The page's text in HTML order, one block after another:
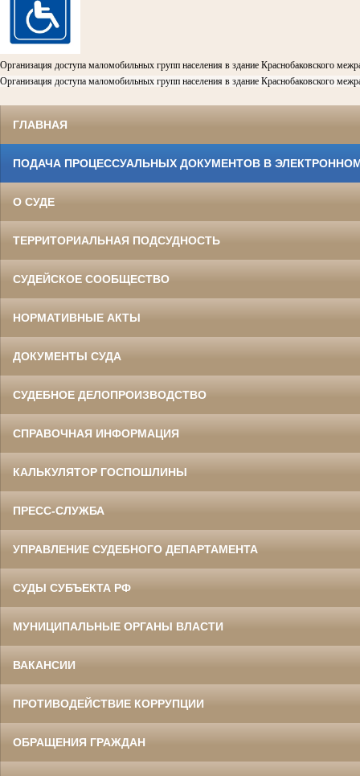
Организация доступа маломобильных групп населения в здание Краснобаковского
Организация доступа маломобильных групп населения в здание Краснобаковского
ГЛАВНАЯ
ПОДАЧА ПРОЦЕССУАЛЬНЫХ ДОКУМЕНТОВ В
О СУДЕ
ТЕРРИТОРИАЛЬНАЯ ПОДСУДНОСТЬ
СУДЕЙСКОЕ СООБЩЕСТВО
НОРМАТИВНЫЕ АКТЫ
ДОКУМЕНТЫ СУДА
СУДЕБНОЕ ДЕЛОПРОИЗВОДСТВО
СПРАВОЧНАЯ ИНФОРМАЦИЯ
КАЛЬКУЛЯТОР ГОСПОШЛИНЫ
ПРЕСС-СЛУЖБА
УПРАВЛЕНИЕ СУДЕБНОГО ДЕПАРТАМЕНТА
СУДЫ СУБЪЕКТА РФ
МУНИЦИПАЛЬНЫЕ ОРГАНЫ ВЛАСТИ
ВАКАНСИИ
ПРОТИВОДЕЙСТВИЕ КОРРУПЦИИ
ОБРАЩЕНИЯ ГРАЖДАН